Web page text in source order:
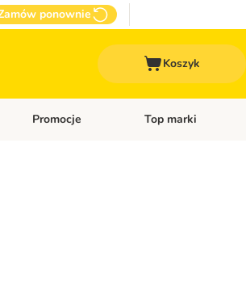
ponownie
Koszyk
Inne zwierzęta
Otwórz menu kategorii: Karmy VET
Promocje Otwórz menu
Top marki